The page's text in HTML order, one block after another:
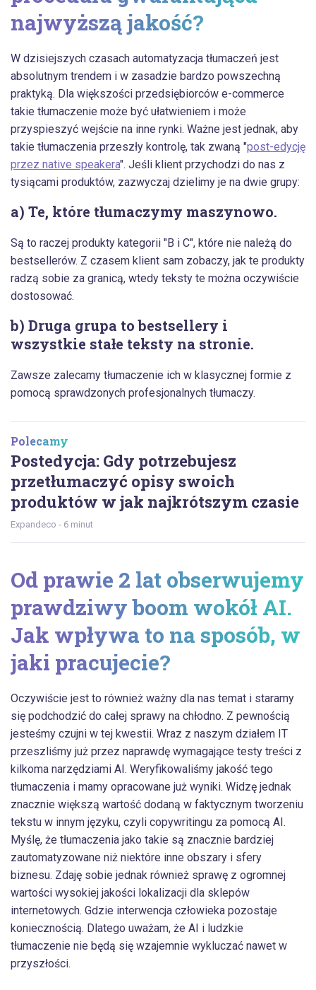
najwyższą jakość?
W dzisiejszych czasach automatyzacja tłumaczeń jest
absolutnym trendem i w zasadzie bardzo powszechną
praktyką. Dla większości przedsiębiorców e-commerce
takie tłumaczenie może być ułatwieniem i może
przyspieszyć wejście na inne rynki. Ważne jest jednak, aby
takie tłumaczenia przeszły kontrolę, tak zwaną "post-edycję
przez native speakera". Jeśli klient przychodzi do nas z
tysiącami produktów, zazwyczaj dzielimy je na dwie grupy:
a) Te, które tłumaczymy maszynowo.
Są to raczej produkty kategorii "B i C", które nie należą do
bestsellerów. Z czasem klient sam zobaczy, jak te produkty
radzą sobie za granicą, wtedy teksty te można oczywiście
dostosować.
b) Druga grupa to bestsellery i
wszystkie stałe teksty na stronie.
Zawsze zalecamy tłumaczenie ich w klasycznej formie z
pomocą sprawdzonych profesjonalnych tłumaczy.
Polecamy
Postedycja: Gdy potrzebujesz
przetłumaczyć opisy swoich
produktów w jak najkrótszym czasie
Expandeco - 6 minut
Od prawie 2 lat obserwujemy
prawdziwy boom wokół AI.
Jak wpływa to na sposób, w
jaki pracujecie?
Oczywiście jest to również ważny dla nas temat i staramy
się podchodzić do całej sprawy na chłodno. Z pewnością
jesteśmy czujni w tej kwestii. Wraz z naszym działem IT
przeszliśmy już przez naprawdę wymagające testy treści z
kilkoma narzędziami AI. Weryfikowaliśmy jakość tego
tłumaczenia i mamy opracowane już wyniki. Widzę jednak
znacznie większą wartość dodaną w faktycznym tworzeniu
tekstu w innym języku, czyli copywritingu za pomocą AI.
Myślę, że tłumaczenia jako takie są znacznie bardziej
zautomatyzowane niż niektóre inne obszary i sfery
biznesu. Zdaję sobie jednak również sprawę z ogromnej
wartości wysokiej jakości lokalizacji dla sklepów
internetowych. Gdzie interwencja człowieka pozostaje
koniecznością. Dlatego uważam, że AI i ludzkie
tłumaczenie nie będą się wzajemnie wykluczać nawet w
przyszłości.